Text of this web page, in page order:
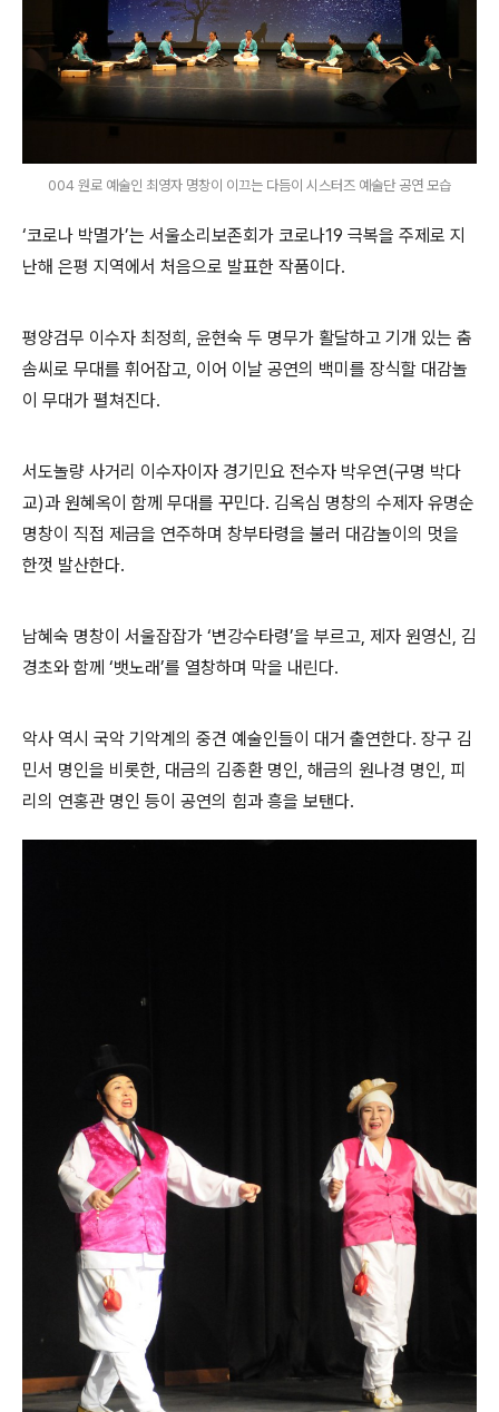
004 원로 예술인 최영자 명창이 이끄는 다듬이 시스터즈 예술단 공연 모습
‘코로나 박멸가’는 서울소리보존회가 코로나19 극복을 주제로 지
난해 은평 지역에서 처음으로 발표한 작품이다.
평양검무 이수자 최정희 , 윤현숙 두 명무가 활달하고 기개 있는 춤
솜씨로 무대를 휘어잡고, 이어 이날 공연의 백미를 장식할 대감놀
이 무대가 펼쳐진다.
서도놀량 사거리 이수자이자 경기민요 전수자 박우연(구명 박다
교)과 원혜옥이 함께 무대를 꾸민다. 김옥심 명창의 수제자 유명순
명창이 직접 제금을 연주하며 창부타령을 불러 대감놀이의 멋을
한껏 발산한다.
남혜숙 명창이 서울잡잡가 ‘변강수타령’을 부르고, 제자 원영신, 김
경초와 함께 ‘뱃노래’를 열창하며 막을 내린다.
악사 역시 국악 기악계의 중견 예술인들이 대거 출연한다. 장구 김
민서 명인을 비롯한, 대금의 김종환 명인, 해금의 원나경 명인, 피
리의 연홍관 명인 등이 공연의 힘과 흥을 보탠다.